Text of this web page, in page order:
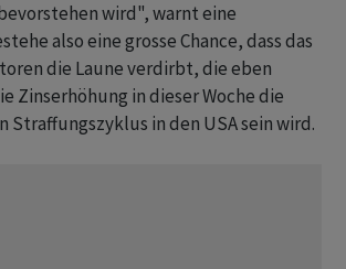
wird", warnt eine
also eine grosse Chance, dass das
die Laune verdirbt, die eben
Zinserhöhung in dieser Woche die
Straffungszyklus in den USA sein wird.